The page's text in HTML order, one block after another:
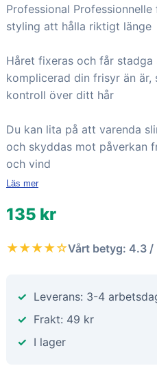
Professional
styling att hålla riktigt länge
Håret fixeras och får stadga
komplicerad din frisyr än är,
kontroll över ditt hår
Du kan lita på att varenda
och skyddas mot påverkan
och vind
Läs mer
135 kr
★★★★☆Vårt betyg: 4.3 /
Leverans: 3-4
Frakt: 49 kr
I lager